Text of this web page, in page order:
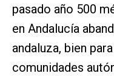
pasado año 500
en Andalucía
andaluza, bien
comunidades